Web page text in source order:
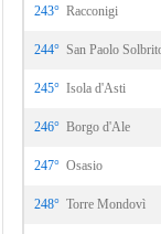
243° Racconigi
244° San Paolo
245° Isola d'Asti
246° Borgo d'Ale
247° Osasio
248° Torre Mondovì